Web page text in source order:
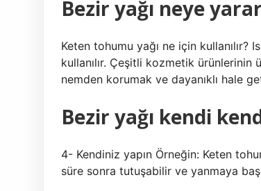
Bezir yağı neye
Keten tohumu yağı ne için
kullanılır. Çeşitli kozmetik ürünlerinin
nemden korumak ve dayanıklı hale
Bezir yağı kendi
4- Kendiniz yapın Örneğin: Keten
süre sonra tutuşabilir ve yanmaya